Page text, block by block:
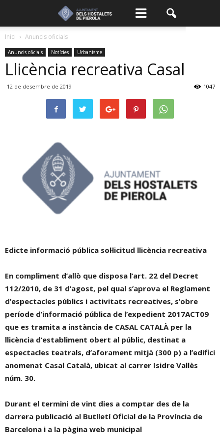
Inici Anuncis oficials
Anuncis oficials Notícies Urbanisme
Llicència recreativa Casal
12 de desembre de 2019 1047
Edicte informació pública sol·licitud llicència recreativa
En compliment d’allò que disposa l’art. 22 del Decret
112/2010, de 31 d’agost, pel qual s’aprova el Reglament
d’espectacles públics i activitats recreatives, s’obre
període d’informació pública de l’expedient 2017ACT09
que es tramita a instància de CASAL CATALÀ per la
llicència d’establiment obert al públic, destinat a
espectacles teatrals, d’aforament mitjà (300 p) a l’edifici
anomenat Casal Català, ubicat al carrer Isidre Vallès
núm. 30.
Durant el termini de vint dies a comptar des de la
darrera publicació al Butlletí Oficial de la Província de
Barcelona i a la pàgina web municipal